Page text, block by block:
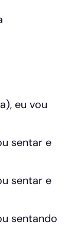
eu vou
sentar e
sentar e
sentando